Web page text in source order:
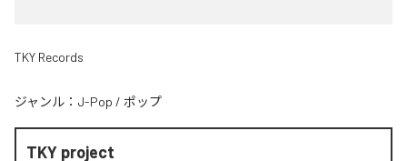
TKY Records
ジャンル： J-Pop / ポップ
TKY project